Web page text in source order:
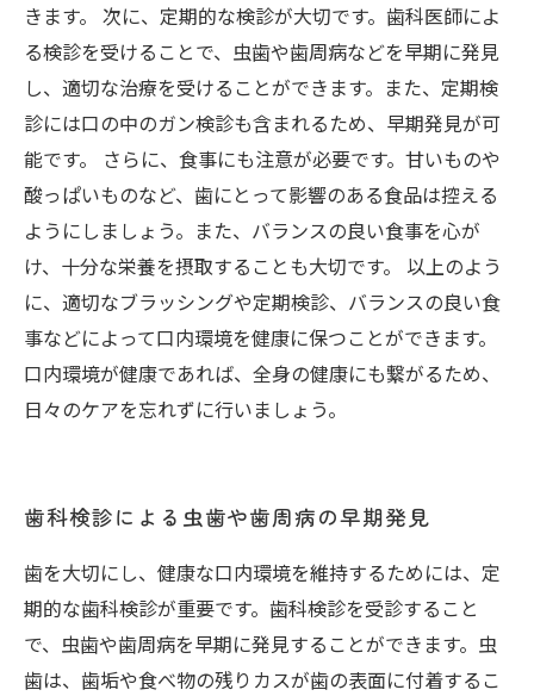
きます。 次に、定期的な検診が大切です。歯科医師によ
る検診を受けることで、虫歯や歯周病などを早期に発見
し、適切な治療を受けることができます。また、定期検
診には口の中のガン検診も含まれるため、早期発見が可
能です。 さらに、食事にも注意が必要です。甘いものや
酸っぱいものなど、歯にとって影響のある食品は控える
ようにしましょう。また、バランスの良い食事を心が
け、十分な栄養を摂取することも大切です。 以上のよう
に、適切なブラッシングや定期検診、バランスの良い食
事などによって口内環境を健康に保つことができます。
口内環境が健康であれば、全身の健康にも繋がるため、
日々のケアを忘れずに行いましょう。
歯科検診による虫歯や歯周病の早期発見
歯を大切にし、健康な口内環境を維持するためには、定
期的な歯科検診が重要です。歯科検診を受診すること
で、虫歯や歯周病を早期に発見することができます。虫
歯は、歯垢や食べ物の残りカスが歯の表面に付着するこ